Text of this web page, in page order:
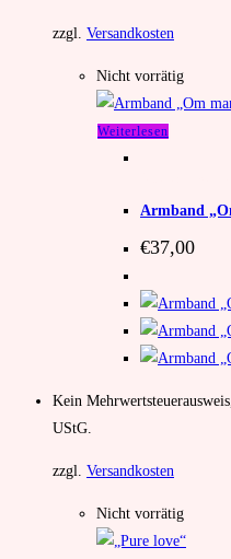
zzgl. Versandkosten
Nicht vorrätig
Weiterlesen
Armband
€37,00
Kein
UStG.
zzgl. Versandkosten
Nicht vorrätig